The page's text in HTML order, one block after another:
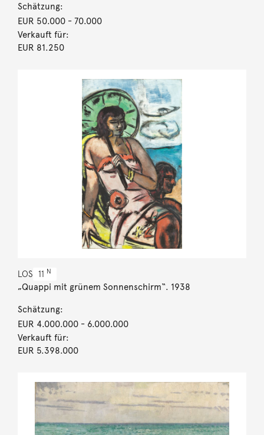
Schätzung:
EUR 50.000- 70.000
Verkauft für:
EUR 81.250
LOS 11 N
„Quappi mit grünem Sonnenschirm“. 1938
Schätzung:
EUR 4.000.000- 6.000.000
Verkauft für:
EUR 5.398.000